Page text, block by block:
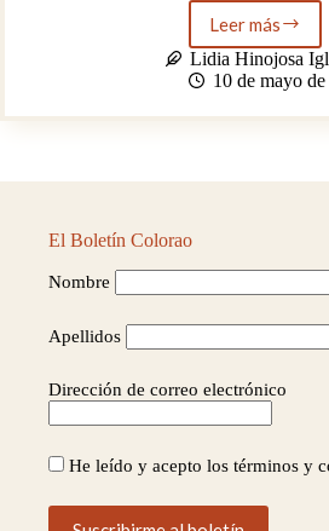
Leer más
Itálica
es
mi
Imperio
Romano
Lidia Hinojosa
10 de mayo
El Boletín Colorao
Nombre
Apellidos
Dirección de correo electrónico
He leído y acepto los términos y